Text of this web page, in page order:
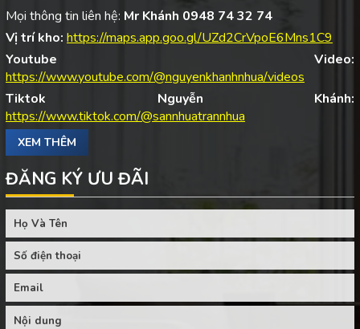
Mọi thông tin liên hệ: Mr Khánh 0948 74 32 74
Vị trí kho: https://maps.app.goo.gl/UZd2CrVpoE6Mns1C9
Youtube Video:
https://www.youtube.com/@nguyenkhanhnhua/videos
Tiktok Nguyễn Khánh:
https://www.tiktok.com/@sannhuatrannhua
XEM THÊM
ĐĂNG KÝ ƯU ĐÃI